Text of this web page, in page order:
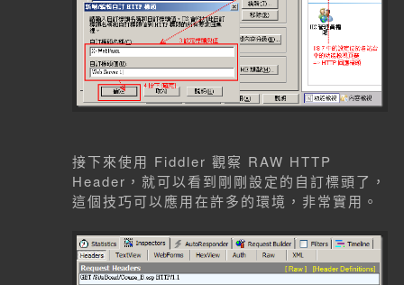
接下來使用 Fiddler 觀察 RAW HTTP
Header，就可以看到剛剛設定的自訂標頭了，
這個技巧可以應用在許多的環境，非常實用。